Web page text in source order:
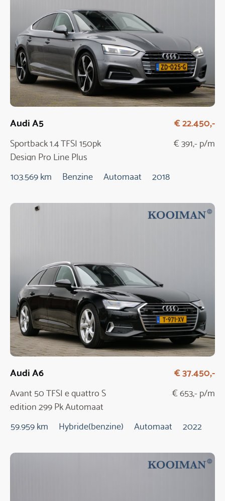
Audi A5
Sportback 1.4 TFSI 150pk
Design Pro Line Plus
Automaat
€ 22.450,-
€ 391,- p/m
103.569 km Benzine Automaat 2018
Audi A6
Avant 50 TFSI e quattro S
edition 299 Pk Automaat
€ 37.450,-
€ 653,- p/m
59.959 km Hybride(benzine) Automaat 2022